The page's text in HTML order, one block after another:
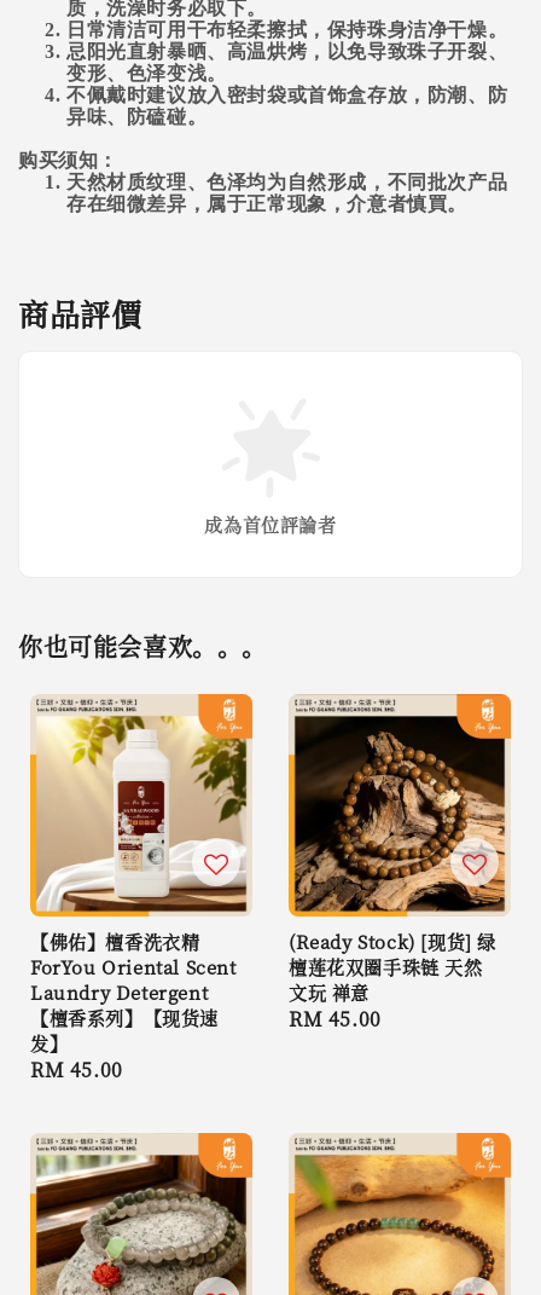
质，洗澡时务必取下。
日常清洁可用干布轻柔擦拭，保持珠身洁净干燥。
忌阳光直射暴晒、高温烘烤，以免导致珠子开裂、
变形、色泽变浅。
不佩戴时建议放入密封袋或首饰盒存放，防潮、防
异味、防磕碰。
购买须知：
天然材质纹理、色泽均为自然形成，不同批次产品
存在细微差异，属于正常现象，介意者慎買。
商品評價
成為首位評論者
你也可能会喜欢。。。
【佛佑】檀香洗衣精
ForYou Oriental Scent
Laundry Detergent
【檀香系列】【现货速
发】
Regular
RM 45.00
(Ready Stock) [现货] 绿
檀莲花双圈手珠链 天然
文玩 禅意
Regular
RM 45.00